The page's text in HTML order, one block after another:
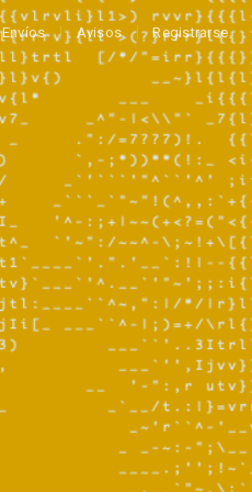
Envíos Avisos Registrarse